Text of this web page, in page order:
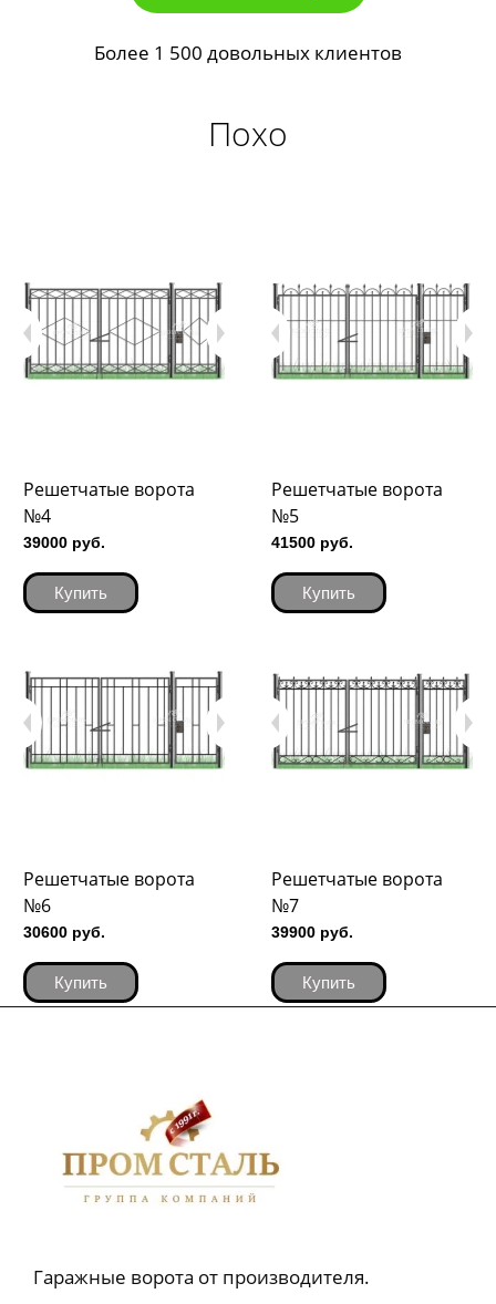
Более 1 500 довольных клиентов
Похо
Решетчатые ворота
№4
39000 руб.
Купить
Решетчатые ворота
№5
41500 руб.
Купить
Решетчатые ворота
№6
30600 руб.
Купить
Решетчатые ворота
№7
39900 руб.
Купить
Гаражные ворота от производителя.